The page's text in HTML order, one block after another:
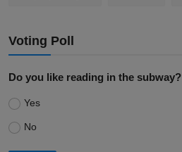
Voting Poll
Do you like reading in the subway?
Yes
No